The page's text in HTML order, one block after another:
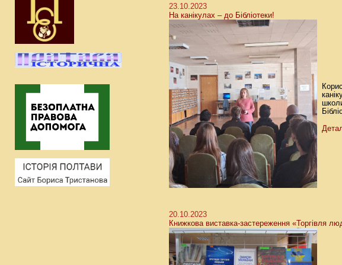
23.10.2023
На канікулах – до Бібліотеки!
20.10.2023
Книжкова виставка-застереження «Торгівля